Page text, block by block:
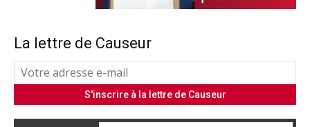
La lettre de Causeur